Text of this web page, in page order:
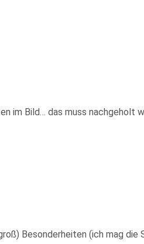
im Bild… das muss nachgeholt
Besonderheiten (ich mag